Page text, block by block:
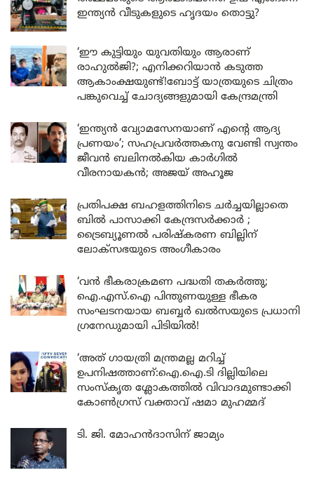
ഇന്ത്യൻ വീടുകളുടെ ഹൃദയം തൊട്ടു?
‘ഈ കുട്ടിയും യുവതിയും ആരാണ്
രാഹുൽജി?; എനിക്കറിയാൻ കടുത്ത
ആകാംക്ഷയുണ്ട്!ബോട്ട് യാത്രയുടെ ചിത്രം
പങ്കുവെച്ച് ചോദ്യങ്ങളുമായി കേന്ദ്രമന്ത്രി
‘ഇന്ത്യൻ വ്യോമസേനയാണ് എന്റെ ആദ്യ
പ്രണയം’; സഹപ്രവർത്തകനു വേണ്ടി സ്വന്തം
ജീവൻ ബലിനൽകിയ കാർഗിൽ
വീരനായകൻ; അജയ് അഹൂജ
പ്രതിപക്ഷ ബഹളത്തിനിടെ ചർച്ചയില്ലാതെ
ബിൽ പാസാക്കി കേന്ദ്രസർക്കാർ ;
ട്രൈബ്യൂണൽ പരിഷ്കരണ ബില്ലിന്
ലോക്‌സഭയുടെ അംഗീകാരം
‘വൻ ഭീകരാക്രമണ പദ്ധതി തകർത്തു;
ഐ.എസ്.ഐ പിന്തുണയുള്ള ഭീകര
സംഘടനയായ ബബ്ബർ ഖൽസയുടെ പ്രധാനി
ഗ്രനേഡുമായി പിടിയിൽ!
‘അത് ഗായത്രി മന്ത്രമല്ല മറിച്ച്
ഉപനിഷത്താണ്:ഐ.ഐ.ടി ദില്ലിയിലെ
സംസ്കൃത ശ്ലോകത്തിൽ വിവാദമുണ്ടാക്കി
കോൺഗ്രസ് വക്താവ് ഷമാ മുഹമ്മദ്
ടി. ജി. മോഹൻദാസിന് ജാമ്യം